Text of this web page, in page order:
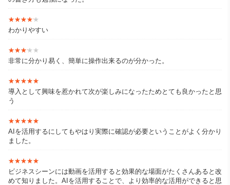
★★★★★
★★★★★
わかりやすい
★★★★★
★★★★★
非常に分かり易く、簡単に操作出来るのが分かった。
★★★★★
★★★★★
導入として興味を惹かれて次が楽しみになったためとても良かったと思
う
★★★★★
★★★★★
AIを活用するにしてもやはり実際に確認が必要ということがよく分かり
ました。
★★★★★
★★★★★
ビジネスシーンには動画を活用すると効果的な場面がたくさんあると改
めて知りました。AIを活用することで、より効率的な活用ができると思